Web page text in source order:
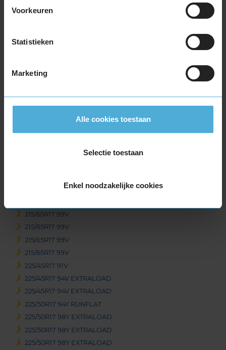
Voorkeuren
Statistieken
Marketing
Alle cookies toestaan
Selectie toestaan
Enkel noodzakelijke cookies
215/55R17 94V
215/55R17 98H EXTRALOAD
215/60R17 96H
215/65R17 103V EXTRALOAD
215/65R17 99V
215/65R17 99V
215/65R17 99V
215/65R17 99V
215/65R17 99V
225/45R17 91V
225/45R17 94V EXTRALOAD
225/45R17 94V EXTRALOAD
225/50R17 94Y RUNFLAT
225/50R17 98Y EXTRALOAD
225/50R17 98Y EXTRALOAD
225/50R17 98Y EXTRALOAD